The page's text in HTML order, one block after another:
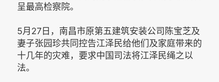
呈最高检察院。
5月27日，南昌市原第五建筑安装公司陈宝芝及
妻子张园珍共同控告江泽民给他们及家庭带来的
十几年的灾难，要求中国司法将江泽民绳之以
法。